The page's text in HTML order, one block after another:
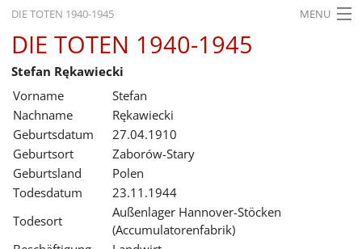
DIE TOTEN 1940-1945 MENU
STARTSEITE
AKTUELLES
AUSSTELLUNGEN
GESCHICHTE
BILDUNG
SERVICE
DIE TOTEN 1940-1945
Stefan Rękawiecki
Vorname
Stefan
Nachname
Rękawiecki
Geburtsdatum
27.04.1910
Geburtsort
Zaborów-Stary
Geburtsland
Polen
Todesdatum
23.11.1944
Todesort
Außenlager Hannover-Stöcken
(Accumulatorenfabrik)